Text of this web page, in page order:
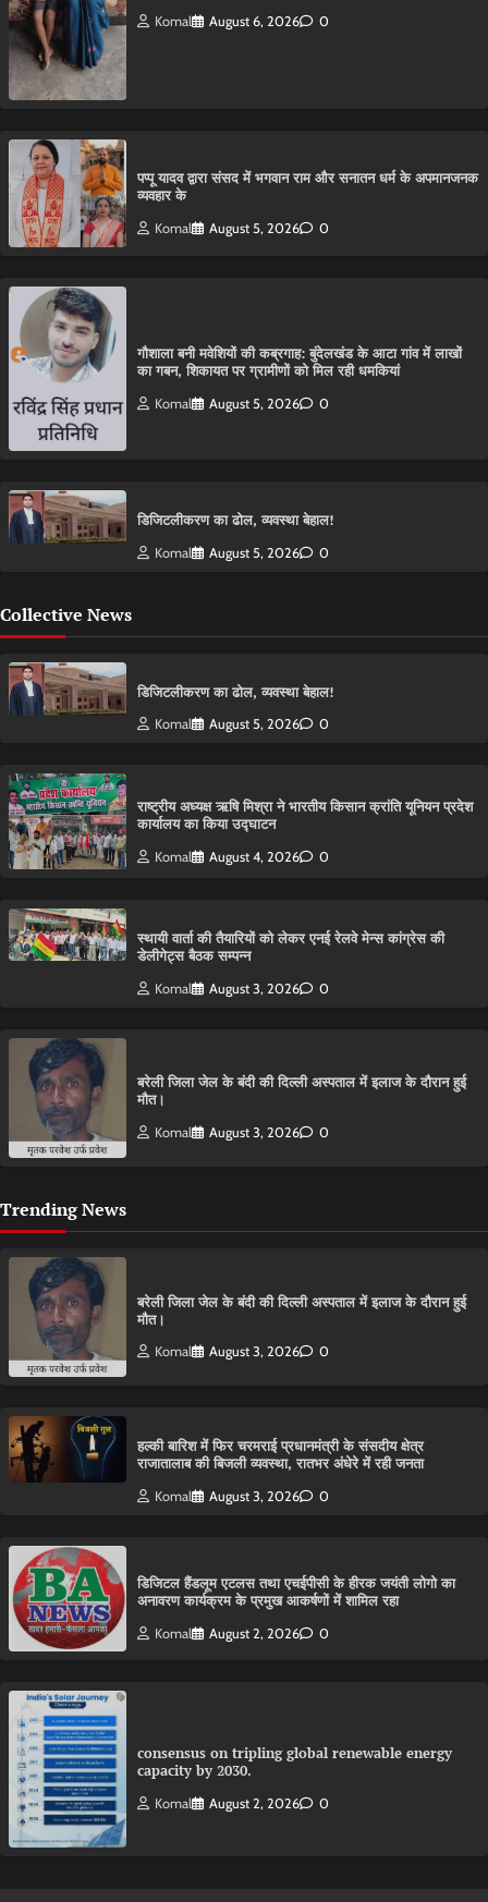
Komal August 6, 2026 0
पप्पू यादव द्वारा संसद में भगवान राम और सनातन धर्म के अपमानजनक
व्यवहार के
Komal August 5, 2026 0
गौशाला बनी मवेशियों की कब्रगाह: बुंदेलखंड के आटा गांव में लाखों
का गबन, शिकायत पर ग्रामीणों को मिल रही धमकियां
Komal August 5, 2026 0
डिजिटलीकरण का ढोल, व्यवस्था बेहाल!
Komal August 5, 2026 0
Collective News
डिजिटलीकरण का ढोल, व्यवस्था बेहाल!
Komal August 5, 2026 0
राष्ट्रीय अध्यक्ष ऋषि मिश्रा ने भारतीय किसान क्रांति यूनियन प्रदेश
कार्यालय का किया उद्घाटन
Komal August 4, 2026 0
स्थायी वार्ता की तैयारियों को लेकर एनई रेलवे मेन्स कांग्रेस की
डेलीगेट्स बैठक सम्पन्न
Komal August 3, 2026 0
बरेली जिला जेल के बंदी की दिल्ली अस्पताल में इलाज के दौरान हुई
मौत।
Komal August 3, 2026 0
Trending News
बरेली जिला जेल के बंदी की दिल्ली अस्पताल में इलाज के दौरान हुई
मौत।
Komal August 3, 2026 0
हल्की बारिश में फिर चरमराई प्रधानमंत्री के संसदीय क्षेत्र
राजातालाब की बिजली व्यवस्था, रातभर अंधेरे में रही जनता
Komal August 3, 2026 0
डिजिटल हैंडलूम एटलस तथा एचईपीसी के हीरक जयंती लोगो का
अनावरण कार्यक्रम के प्रमुख आकर्षणों में शामिल रहा
Komal August 2, 2026 0
consensus on tripling global renewable energy
capacity by 2030.
Komal August 2, 2026 0